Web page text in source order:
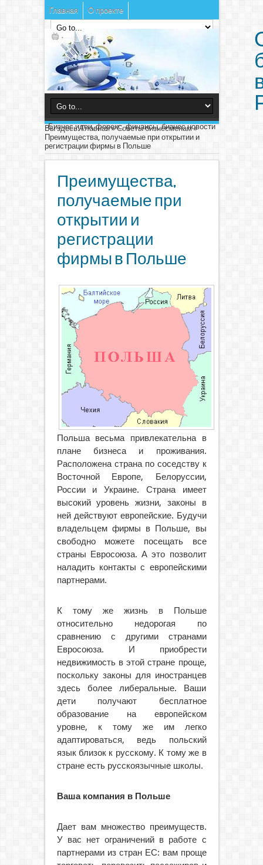
Главная О проекте
Бизнес идеи, форекс, финансы, бизнес новости
Вы здесь:Главная»Советы бизнесменам»
Преимущества, получаемые при открытии и
регистрации фирмы в Польше
Преимущества,
получаемые при
открытии и
регистрации
фирмы в Польше
Польша весьма привлекательна в
плане бизнеса и проживания.
Расположена страна по соседству к
Восточной Европе, Белоруссии,
России и Украине. Страна имеет
высокий уровень жизни, законы в
ней действуют европейские. Будучи
владельцем фирмы в Польше, вы
свободно можете посещать все
страны Евросоюза. А это позволит
наладить контакты с европейскими
партнерами.
К тому же жизнь в Польше
относительно недорогая по
сравнению с другими странами
Евросоюза. И приобрести
недвижимость в этой стране проще,
поскольку законы для иностранцев
здесь более либеральные. Ваши
дети получают бесплатное
образование на европейском
уровне, к тому же им легко
адаптироваться, ведь польский
язык близок к русскому. К тому же в
стране есть русскоязычные школы.
Ваша компания в Польше
Дает вам множество преимуществ.
У вас нет ограничений в работе с
партнерами из стран ЕС: вам проще